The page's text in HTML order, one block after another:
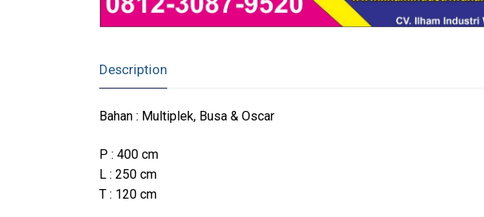
Description
Bahan : Multiplek, Busa & Oscar
P : 400 cm
L : 250 cm
T : 120 cm